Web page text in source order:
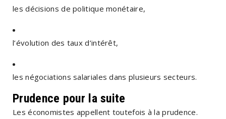
les décisions de politique monétaire,
l’évolution des taux d’intérêt,
les négociations salariales dans plusieurs secteurs.
Prudence pour la suite
Les économistes appellent toutefois à la prudence.